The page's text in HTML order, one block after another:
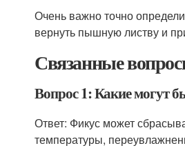
Очень важно точно
вернуть пышную листву и
Связанные
Вопрос 1: Какие могут
Ответ: Фикус может
температуры,